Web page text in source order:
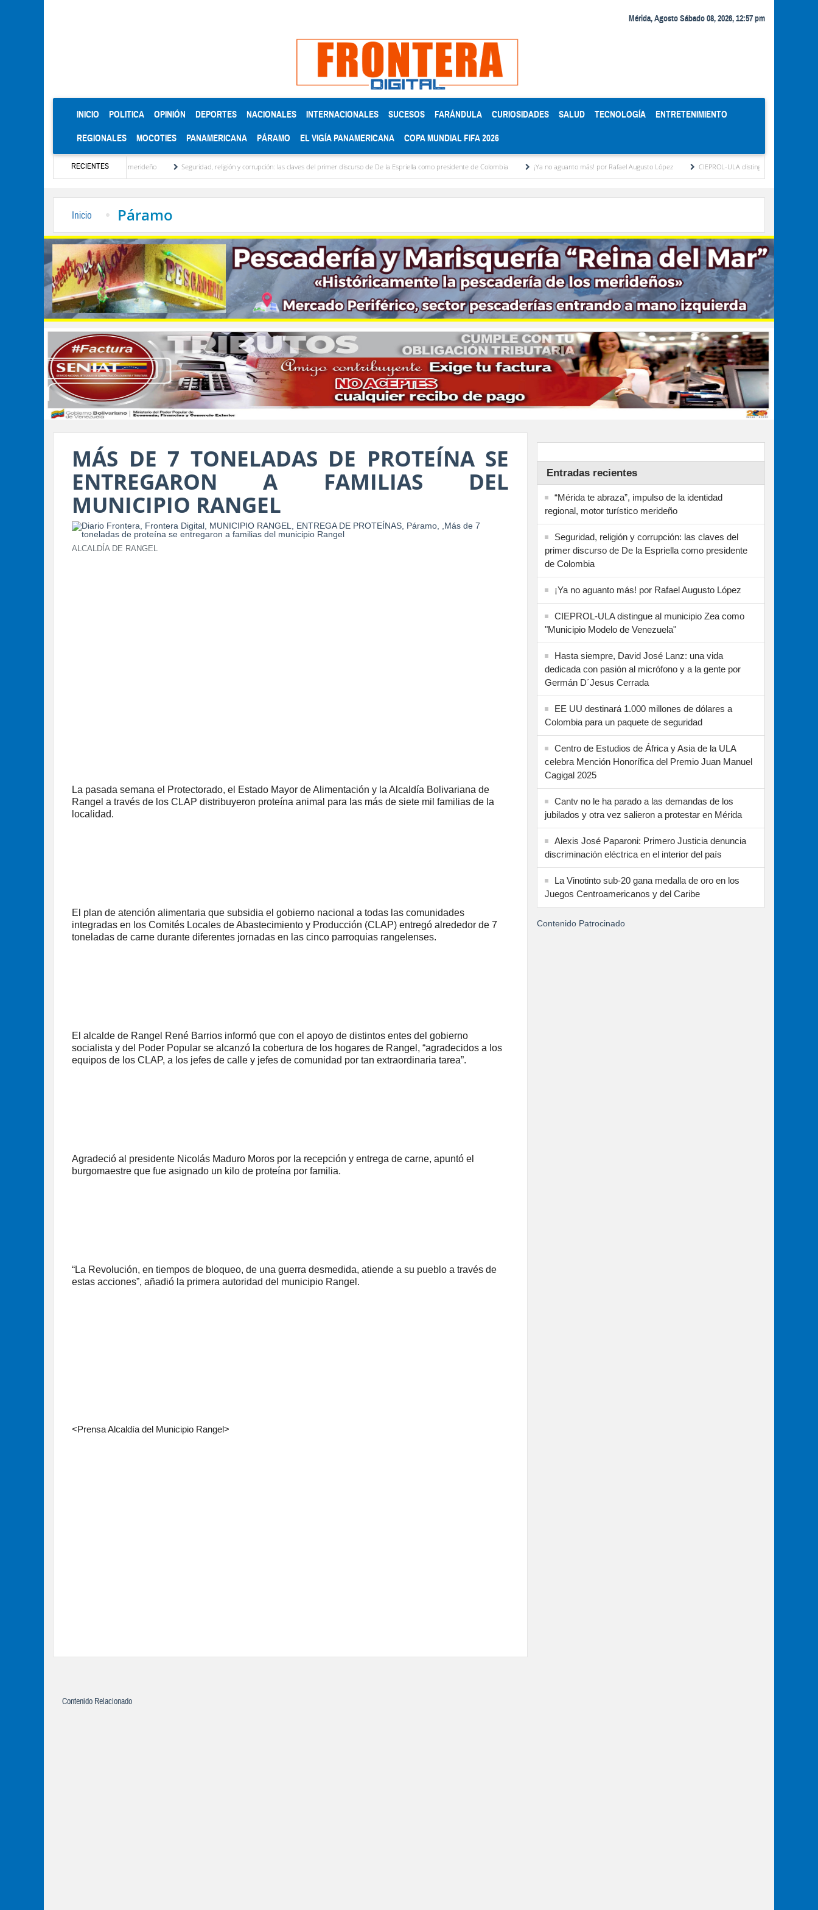
Mérida, Agosto Sábado 08, 2026, 12:57 pm
INICIO (CURRENT)
POLITICA OPINIÓN DEPORTES NACIONALES INTERNACIONALES SUCESOS FARÁNDULA CURIOSIDADES SALUD TECNOLOGÍA ENTRETENIMIENTO
REGIONALES MOCOTIES PANAMERICANA PÁRAMO EL VIGÍA PANAMERICANA COPA MUNDIAL FIFA 2026
RECIENTES
regional, motor turístico merideño Seguridad, religión y corrupción: las claves del primer discurso de De la Espriella como presidente de Colombia ¡Ya no aguanto más! por Rafael Augusto López CIEPROL-ULA distingue al municipio Zea como
Inicio Páramo
MÁS DE 7 TONELADAS DE PROTEÍNA SE
ENTREGARON A FAMILIAS DEL
MUNICIPIO RANGEL
ALCALDÍA DE RANGEL
La pasada semana el Protectorado, el Estado Mayor de Alimentación y la Alcaldía Bolivariana de
Rangel a través de los CLAP distribuyeron proteína animal para las más de siete mil familias de la
localidad.
El plan de atención alimentaria que subsidia el gobierno nacional a todas las comunidades
integradas en los Comités Locales de Abastecimiento y Producción (CLAP) entregó alrededor de 7
toneladas de carne durante diferentes jornadas en las cinco parroquias rangelenses.
El alcalde de Rangel René Barrios informó que con el apoyo de distintos entes del gobierno
socialista y del Poder Popular se alcanzó la cobertura de los hogares de Rangel, “agradecidos a los
equipos de los CLAP, a los jefes de calle y jefes de comunidad por tan extraordinaria tarea”.
Agradeció al presidente Nicolás Maduro Moros por la recepción y entrega de carne, apuntó el
burgomaestre que fue asignado un kilo de proteína por familia.
“La Revolución, en tiempos de bloqueo, de una guerra desmedida, atiende a su pueblo a través de
estas acciones”, añadió la primera autoridad del municipio Rangel.
<Prensa Alcaldía del Municipio Rangel>
Entradas recientes
“Mérida te abraza”, impulso de la identidad
regional, motor turístico merideño
Seguridad, religión y corrupción: las claves del
primer discurso de De la Espriella como presidente
de Colombia
¡Ya no aguanto más! por Rafael Augusto López
CIEPROL-ULA distingue al municipio Zea como
"Municipio Modelo de Venezuela"
Hasta siempre, David José Lanz: una vida
dedicada con pasión al micrófono y a la gente por
Germán D´Jesus Cerrada
EE UU destinará 1.000 millones de dólares a
Colombia para un paquete de seguridad
Centro de Estudios de África y Asia de la ULA
celebra Mención Honorífica del Premio Juan Manuel
Cagigal 2025
Cantv no le ha parado a las demandas de los
jubilados y otra vez salieron a protestar en Mérida
Alexis José Paparoni: Primero Justicia denuncia
discriminación eléctrica en el interior del país
La Vinotinto sub-20 gana medalla de oro en los
Juegos Centroamericanos y del Caribe
Contenido Patrocinado
Contenido Relacionado